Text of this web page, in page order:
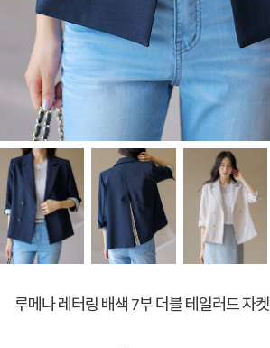
루메나 레터링 배색 7부 더블 테일러드 자켓